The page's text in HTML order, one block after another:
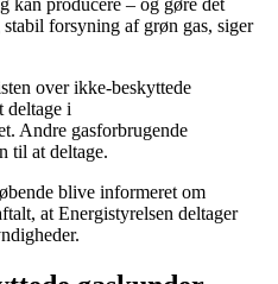
kan producere – og gøre det
forsyning af grøn gas, siger
over ikke-beskyttede
deltage i
Andre gasforbrugende
til at deltage.
blive informeret om
at Energistyrelsen deltager